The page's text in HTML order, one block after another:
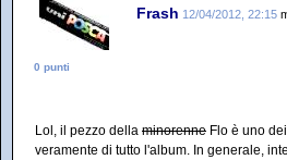
Frash 12/04/2012, 22:15
0 punti
Lol, il pezzo della minorenne Flo è uno
veramente di tutto l'album. In generale,